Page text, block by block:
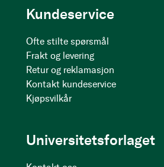
Kundeservice
Ofte stilte spørsmål
Frakt og levering
Retur og reklamasjon
Kontakt kundeservice
Kjøpsvilkår
Universitetsforlaget